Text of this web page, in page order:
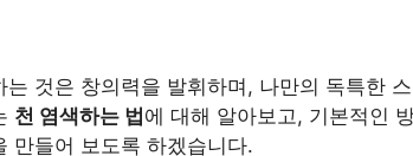
는 것은 창의력을 발휘하며, 나만의 독특한
천 염색하는 법 에 대해 알아보고, 기본적인
만들어 보도록 하겠습니다.